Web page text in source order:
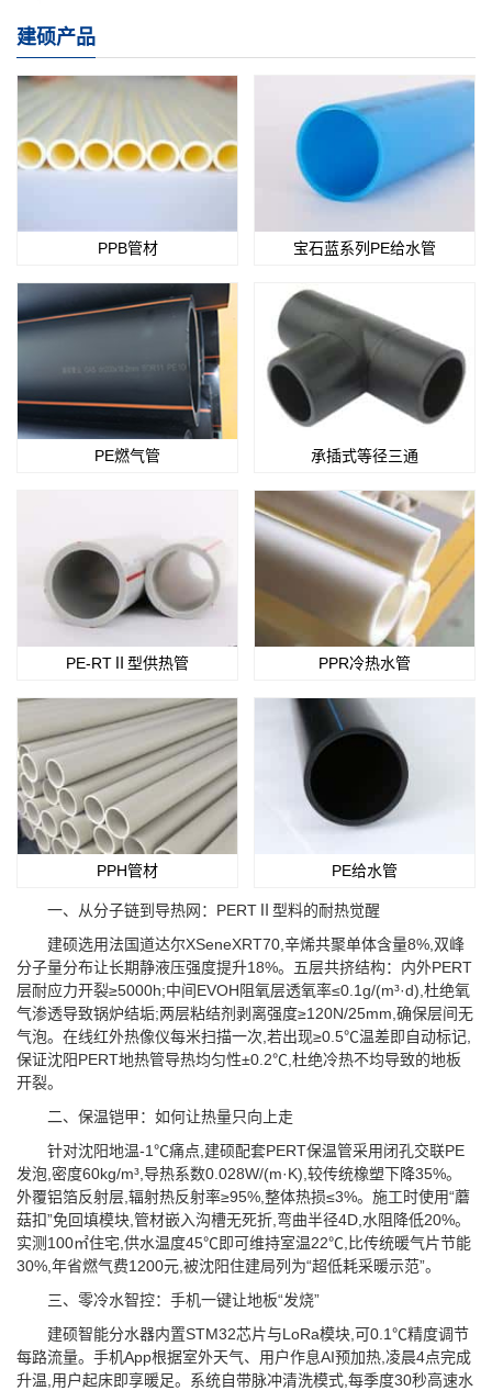
建硕产品
PPB管材 宝石蓝系列PE给水管
PE燃气管 承插式等径三通
PE-RTⅡ型供热管 PPR冷热水管
PPH管材 PE给水管
一、从分子链到导热网：PERTⅡ型料的耐热觉醒
建硕选用法国道达尔XSeneXRT70,辛烯共聚单体含量8%,双峰
分子量分布让长期静液压强度提升18%。五层共挤结构：内外PERT
层耐应力开裂≥5000h;中间EVOH阻氧层透氧率≤0.1g/(m³·d),杜绝氧
气渗透导致锅炉结垢;两层粘结剂剥离强度≥120N/25mm,确保层间无
气泡。在线红外热像仪每米扫描一次,若出现≥0.5℃温差即自动标记,
保证沈阳PERT地热管导热均匀性±0.2℃,杜绝冷热不均导致的地板
开裂。
二、保温铠甲：如何让热量只向上走
针对沈阳地温-1℃痛点,建硕配套PERT保温管采用闭孔交联PE
发泡,密度60kg/m³,导热系数0.028W/(m·K),较传统橡塑下降35%。
外覆铝箔反射层,辐射热反射率≥95%,整体热损≤3%。施工时使用“蘑
菇扣”免回填模块,管材嵌入沟槽无死折,弯曲半径4D,水阻降低20%。
实测100㎡住宅,供水温度45℃即可维持室温22℃,比传统暖气片节能
30%,年省燃气费1200元,被沈阳住建局列为“超低耗采暖示范”。
三、零冷水智控：手机一键让地板“发烧”
建硕智能分水器内置STM32芯片与LoRa模块,可0.1℃精度调节
每路流量。手机App根据室外天气、用户作息AI预加热,凌晨4点完成
升温,用户起床即享暖足。系统自带脉冲清洗模式,每季度30秒高速水